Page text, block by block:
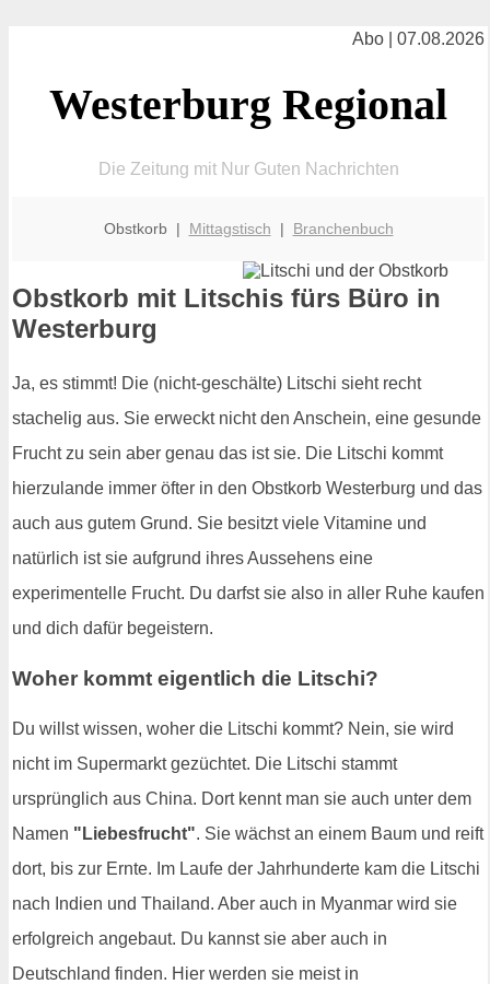
Abo | 07.08.2026
Westerburg Regional
Die Zeitung mit Nur Guten Nachrichten
Obstkorb | Mittagstisch | Branchenbuch
Obstkorb mit Litschis fürs Büro in
Westerburg
Ja, es stimmt! Die (nicht-geschälte) Litschi sieht recht
stachelig aus. Sie erweckt nicht den Anschein, eine gesunde
Frucht zu sein aber genau das ist sie. Die Litschi kommt
hierzulande immer öfter in den Obstkorb Westerburg und das
auch aus gutem Grund. Sie besitzt viele Vitamine und
natürlich ist sie aufgrund ihres Aussehens eine
experimentelle Frucht. Du darfst sie also in aller Ruhe kaufen
und dich dafür begeistern.
Woher kommt eigentlich die Litschi?
Du willst wissen, woher die Litschi kommt? Nein, sie wird
nicht im Supermarkt gezüchtet. Die Litschi stammt
ursprünglich aus China. Dort kennt man sie auch unter dem
Namen "Liebesfrucht". Sie wächst an einem Baum und reift
dort, bis zur Ernte. Im Laufe der Jahrhunderte kam die Litschi
nach Indien und Thailand. Aber auch in Myanmar wird sie
erfolgreich angebaut. Du kannst sie aber auch in
Deutschland finden. Hier werden sie meist in